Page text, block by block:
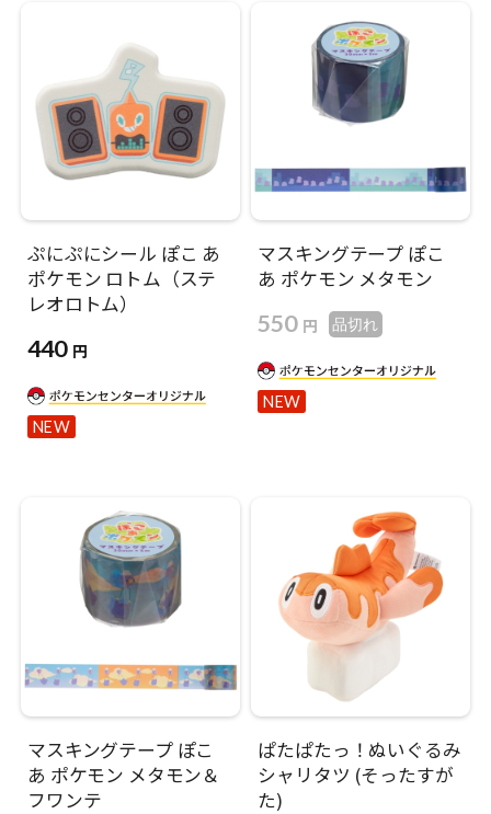
ぷにぷにシール ぽこ あ
ポケモン ロトム（ステ
レオロトム）
440 円
NEW
マスキングテープ ぽこ
あ ポケモン メタモン
550 円 品切れ
NEW
マスキングテープ ぽこ
あ ポケモン メタモン＆
フワンテ
ぱたぱたっ！ぬいぐるみ
シャリタツ (そったすが
た)